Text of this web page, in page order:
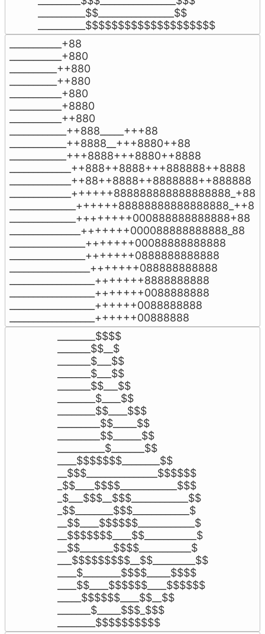
__________$$________________$$
__________$$$$$$$$$$$$$$$$$$$$
___________+88
___________+880
__________++880
__________++880
___________+880
___________+8880
___________++880
____________++888_____+++88
____________++8888__+++8880++88
____________+++8888+++8880++8888
_____________++888++8888+++888888++8888
_____________++88++8888++8888888++888888
_____________++++++888888888888888888_+88
______________++++++88888888888888888_++8
______________++++++++000888888888888+88
_______________+++++++000088888888888_88
________________+++++++00088888888888
________________+++++++0888888888888
_________________+++++++088888888888
__________________+++++++8888888888
__________________+++++++0088888888
__________________++++++0088888888
__________________++++++00888888
________$$$$
_______$$__$
_______$___$$
_______$___$$
_______$$___$$
________$____$$
________$$____$$$
_________$$_____$$
_________$$______$$
__________$_______$$
____$$$$$$$________$$
__$$$_______________$$$$$$
_$$____$$$$____________$$$
_$___$$$__$$$____________$$
_$$________$$$____________$
__$$____$$$$$$____________$
__$$$$$$$____$$___________$
__$$_______$$$$___________$
___$$$$$$$$$__$$_________$$
____$________$$$$_____$$$$
____$$____$$$$$$____$$$$$$
_____$$$$$$____$$__$$
_______$_____$$$_$$$
________$$$$$$$$$$